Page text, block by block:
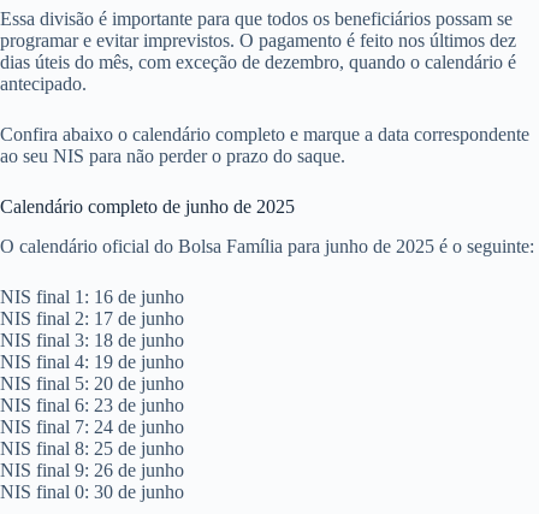
Essa divisão é importante para que todos os beneficiários possam se
programar e evitar imprevistos. O pagamento é feito nos últimos dez
dias úteis do mês, com exceção de dezembro, quando o calendário é
antecipado.
Confira abaixo o calendário completo e marque a data correspondente
ao seu NIS para não perder o prazo do saque.
Calendário completo de junho de 2025
O calendário oficial do Bolsa Família para junho de 2025 é o seguinte:
NIS final 1: 16 de junho
NIS final 2: 17 de junho
NIS final 3: 18 de junho
NIS final 4: 19 de junho
NIS final 5: 20 de junho
NIS final 6: 23 de junho
NIS final 7: 24 de junho
NIS final 8: 25 de junho
NIS final 9: 26 de junho
NIS final 0: 30 de junho